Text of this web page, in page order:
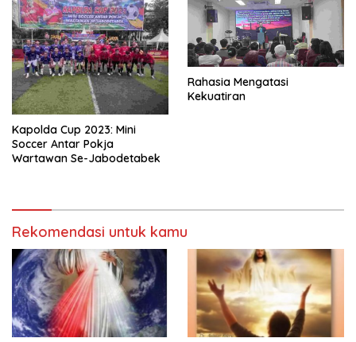
Kapolda Cup 2023: Mini
Soccer Antar Pokja
Wartawan Se-Jabodetabek
Rahasia Mengatasi
Kekuatiran
Rekomendasi untuk kamu